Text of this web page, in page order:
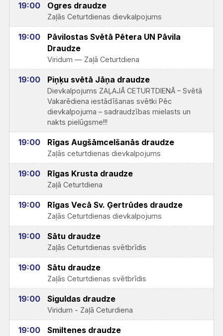
19:00 Ogres draudze
Zaļās Ceturtdienas dievkalpojums
19:00
Pāvilostas Svētā Pētera UN Pāvila
Draudze
Viridum — Zaļā Ceturtdiena
19:00 Piņķu svētā Jāņa draudze
Dievkalpojums ZAĻAJĀ CETURTDIENĀ – Svētā
Vakarēdiena iestādīšanas svētki Pēc
dievkalpojuma – sadraudzības mielasts un
nakts pielūgsme!!!
19:00 Rīgas Augšāmcelšanās draudze
Zaļās ceturtdienas dievkalpojums
19:00 Rīgas Krusta draudze
Zaļā Ceturtdiena
19:00 Rīgas Vecā Sv. Ģertrūdes draudze
Zaļās Ceturtdienas dievkalpojums
19:00 Sātu draudze
Zaļās Ceturtdienas svētbrīdis
19:00 Sātu draudze
Zaļās Ceturtdienas svētbrīdis
19:00 Siguldas draudze
Viridum - Zaļā Ceturdiena
19:00 Smiltenes draudze